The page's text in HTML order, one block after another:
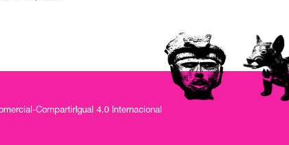
CompartirIgual 4.0 Internacional